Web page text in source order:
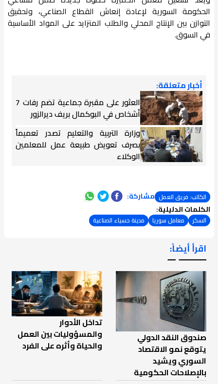
الحكومة السورية لإعادة إنعاش القطاع الصناعي، وتحقيق
التوازن بين الإنتاج المحلي والطلب المتزايد على المواد الأساسية
في السوق.
أخبار متعلقة:
العثور على مقبرة جماعية تضم رفات 7
أشخاص في البوكمال بريف ديرالزور
وزارة التربية والتعليم تصدر تعميماً
بصرف تعويض طبيعة عمل للمعلمين
الوكلاء
الكاتب: فريق العمل مشاركة:
الكلمات الدليلية:
السكر معامل سوريا مدينة حسياء الصناعية
اقرأ أيضاً:
ـــــــ ــ
صندوق النقد الدولي
يتوقع نمو الاقتصاد
السوري ويشيد
بالإصلاحات الحكومية
تداخل الأدوار
والمسؤوليات بين العمل
والحياة وأثره على الفرد